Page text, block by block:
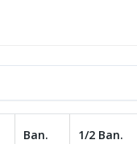
Ban. 1/2 Ban.